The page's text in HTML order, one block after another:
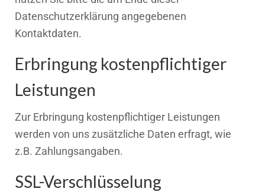
Datenschutzerklärung angegebenen
Kontaktdaten.
Erbringung kostenpflichtiger
Leistungen
Zur Erbringung kostenpflichtiger Leistungen
werden von uns zusätzliche Daten erfragt, wie
z.B. Zahlungsangaben.
SSL-Verschlüsselung